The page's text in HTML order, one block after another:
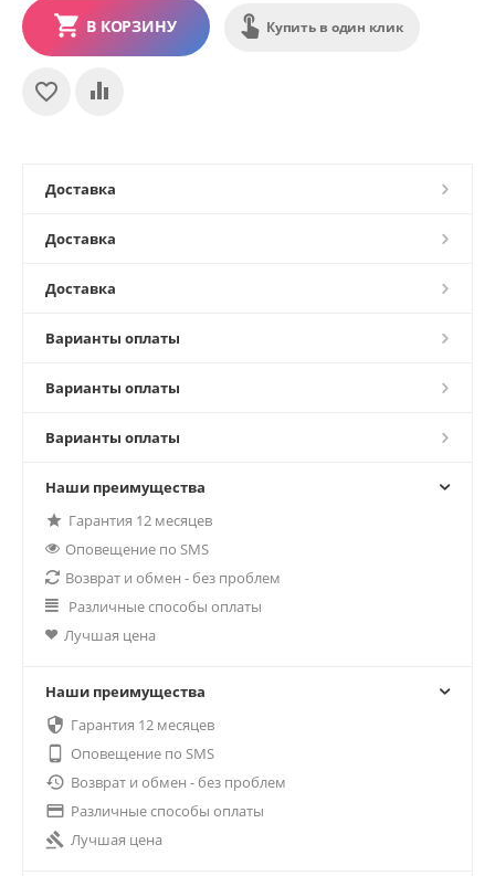
В КОРЗИНУ Купить в один клик
Доставка
Доставка
Доставка
Варианты оплаты
Варианты оплаты
Варианты оплаты
Наши преимущества
Гарантия 12 месяцев
Оповещение по SMS
Возврат и обмен - без проблем
Различные способы оплаты
Лучшая цена
Наши преимущества
 Гарантия 12 месяцев

Оповещение по SMS
 Возврат и обмен - без проблем
 Различные способы оплаты
 Лучшая цена